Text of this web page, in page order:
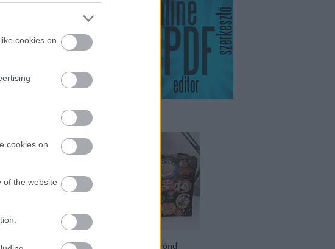
cookies on
cookies on
of the website
Relikviás
Utazási relikvia – 100 éves bőrönd